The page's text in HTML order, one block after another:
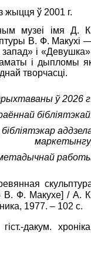
жыцця ў 2001 г.
музеі імя Д.
В. Ф. Макухі
і
і дыпломы
творчасці.
ў 2026
метадычнай
В. Ф. Макухе] / А.
1977. – 102 с.
дакум.